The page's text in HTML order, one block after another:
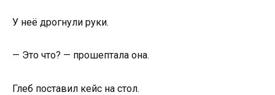
У неё дрогнули руки.
— Это что? — прошептала она.
Глеб поставил кейс на стол.